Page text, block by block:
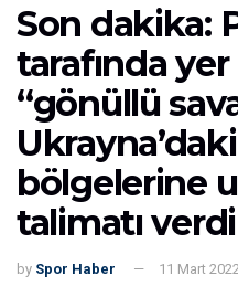
Son dakika:
tarafında
“gönüllü
bölgelerine
talimatı
by Spor Haber 11 Mart 2022